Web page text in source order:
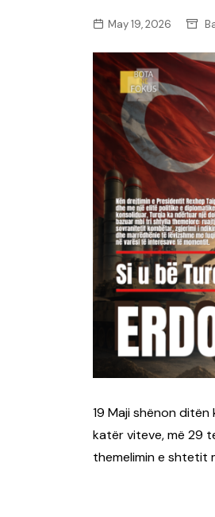
BOTË
May 19, 2026
19 Maji shënon
katër viteve, më 29
themelimin e shtetit